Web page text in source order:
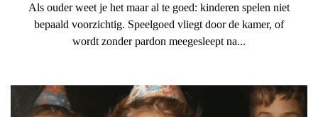
Als ouder weet je het maar al te goed: kinderen spelen niet
bepaald voorzichtig. Speelgoed vliegt door de kamer, of
wordt zonder pardon meegesleept na...